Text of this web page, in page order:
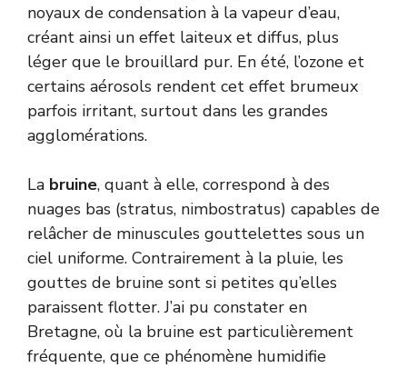
noyaux de condensation à la vapeur d’eau,
créant ainsi un effet laiteux et diffus, plus
léger que le brouillard pur. En été, l’ozone et
certains aérosols rendent cet effet brumeux
parfois irritant, surtout dans les grandes
agglomérations.
La bruine, quant à elle, correspond à des
nuages bas (stratus, nimbostratus) capables de
relâcher de minuscules gouttelettes sous un
ciel uniforme. Contrairement à la pluie, les
gouttes de bruine sont si petites qu’elles
paraissent flotter. J’ai pu constater en
Bretagne, où la bruine est particulièrement
fréquente, que ce phénomène humidifie